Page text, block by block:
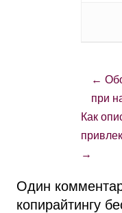
←
при
Как
→
Один
копирайтингу